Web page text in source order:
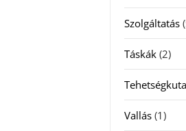
Szolgáltatás
Táskák(2)
Vallás(1)